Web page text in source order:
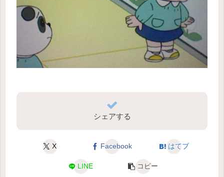
シェアする
X Facebook はてブ
LINE コピー